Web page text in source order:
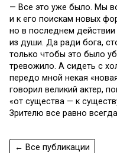
— Все это уже было. Мы
и к его поискам новых
но в последнем действии
из души. Да ради бога,
только чтобы это было
тревожило. А сидеть с
передо мной некая
говорил великий актер,
«от существа — к
Зрителю все равно
← Все публикации